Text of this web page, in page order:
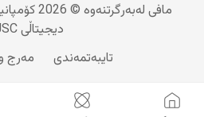
مافی
دیجیتاڵی PJSC
تایبەتمەندی
مەرج